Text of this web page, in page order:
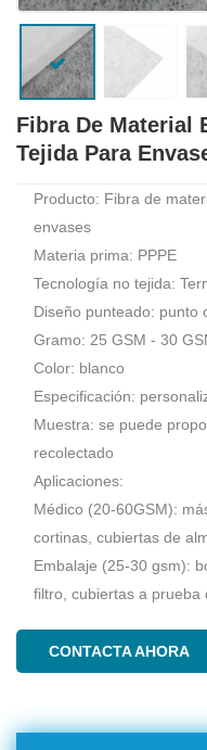
Fibra De Material
Tejida Para
Producto: Fibra de
envases
Materia prima: PPPE
Tecnología no tejida:
Diseño punteado: punto
Gramo: 25 GSM - 30
Color: blanco
Especificación:
Muestra: se puede
recolectado
Aplicaciones:
Médico (20-60GSM):
cortinas, cubiertas de
Embalaje (25-30 gsm):
filtro, cubiertas a prueba
CONTACTA AHORA